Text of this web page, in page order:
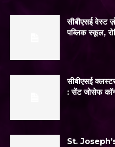
सीबीएसई वेस्ट
पब्लिक स्कूल,
सीबीएसई
: सेंट जोसेफ
St.